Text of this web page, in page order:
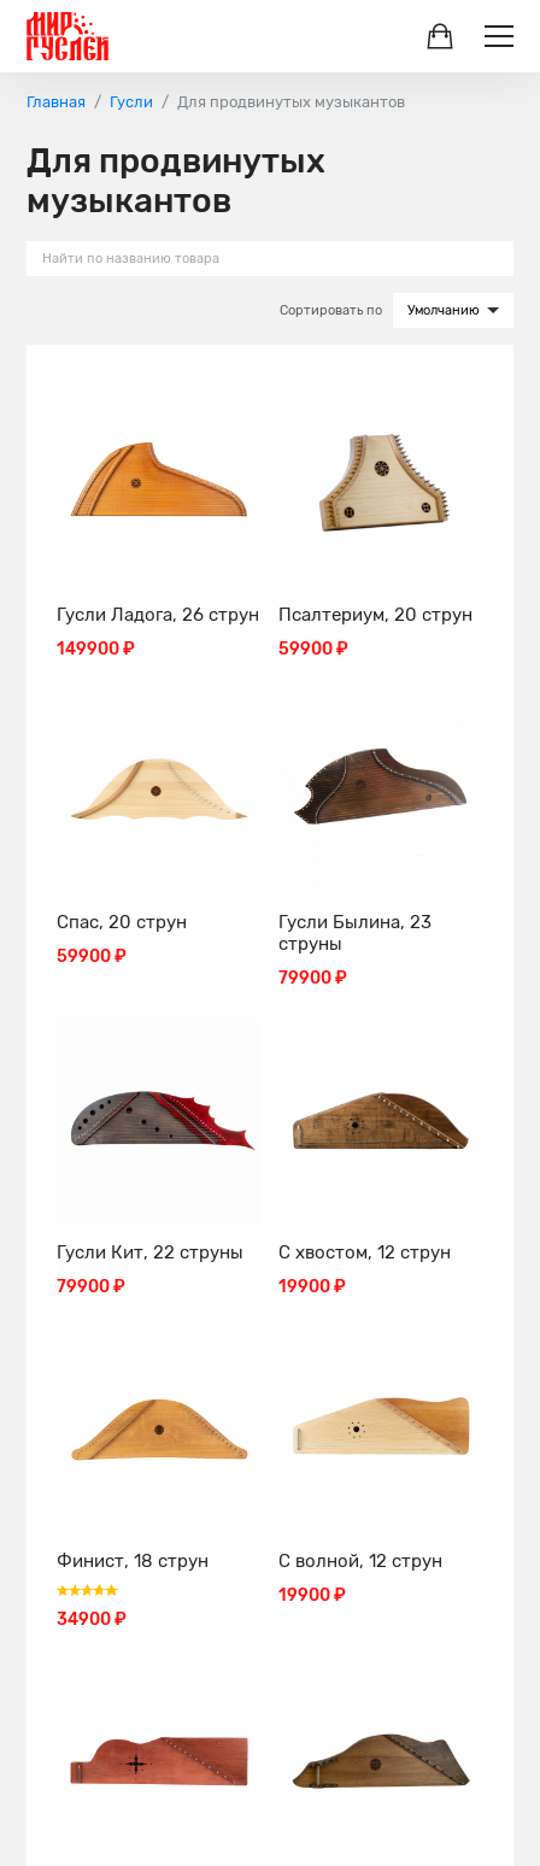
Главная Гусли Для продвинутых музыкантов
Для продвинутых
музыкантов
Сортировать по Умолчанию
Гусли Ладога, 26 струн
149900 ₽
Псалтериум, 20 струн
59900 ₽
Спас, 20 струн
59900 ₽
Гусли Былина, 23
струны
79900 ₽
Гусли Кит, 22 струны
79900 ₽
С хвостом, 12 струн
19900 ₽
Финист, 18 струн
34900 ₽
С волной, 12 струн
19900 ₽